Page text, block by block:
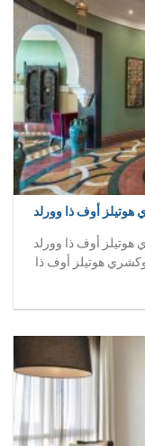
أوف ذا وورلد
أوف ذا وورلد
هوتيلز أوف ذا